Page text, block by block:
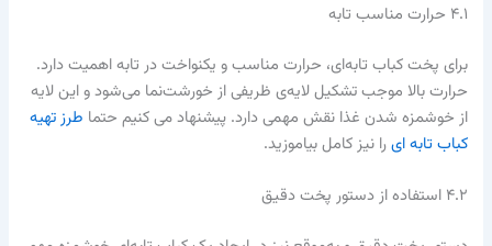
۴.۱ حرارت مناسب تابه
برای پخت کباب تابه‌ای، حرارت مناسب و یکنواخت در تابه اهمیت دارد.
حرارت بالا موجب تشکیل لایه‌ی ظریفی از خورشت‌نما می‌شود و این لایه
از خوشمزه شدن غذا نقش مهمی دارد. پیشنهاد می کنیم حتما طرز تهیه
کباب تابه ایرا نیز کامل بیاموزید.
۴.۲ استفاده از دستور پخت دقیق